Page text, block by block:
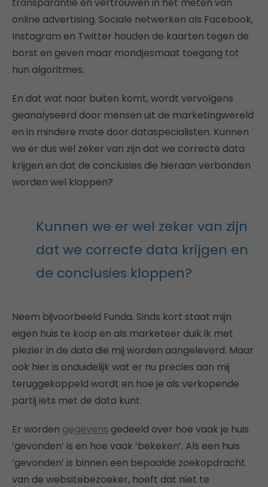
online advertising. Sociale netwerken als Facebook,
Instagram en Twitter houden de kaarten tegen de
borst en geven maar mondjesmaat toegang tot
hun algoritmes.
En dat wat naar buiten komt, wordt vervolgens
geanalyseerd door mensen uit de marketingwereld
en in mindere mate door dataspecialisten. Kunnen
we er dus wel zeker van zijn dat we correcte data
krijgen en dat de conclusies die hieraan verbonden
worden wel kloppen?
Kunnen we er wel zeker van zijn
dat we correcte data krijgen en
de conclusies kloppen?
Neem bijvoorbeeld Funda. Sinds kort staat mijn
eigen huis te koop en als marketeer duik ik met
plezier in de data die mij worden aangeleverd. Maar
ook hier is onduidelijk wat er nu precies aan mij
teruggekoppeld wordt en hoe je als verkopende
partij iets met de data kunt.
Er worden gegevens gedeeld over hoe vaak je huis
‘gevonden’ is en hoe vaak ‘bekeken’. Als een huis
‘gevonden’ is binnen een bepaalde zoekopdracht
van de websitebezoeker, hoeft dat niet te